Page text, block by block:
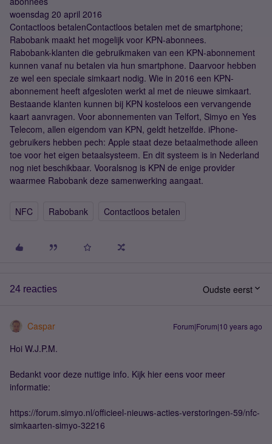
woensdag 20 april 2016
Contactloos betalenContactloos betalen met de smartphone;
Rabobank maakt het mogelijk voor KPN-abonnees.
Rabobank-klanten die gebruikmaken van een KPN-abonnement
kunnen vanaf nu betalen via hun smartphone. Daarvoor hebben
ze wel een speciale simkaart nodig. Wie in 2016 een KPN-
abonnement heeft afgesloten werkt al met de nieuwe simkaart.
Bestaande klanten kunnen bij KPN kosteloos een vervangende
kaart aanvragen. Voor abonnementen van Telfort, Simyo en Yes
Telecom, allen eigendom van KPN, geldt hetzelfde. iPhone-
gebruikers hebben pech: Apple staat deze betaalmethode alleen
toe voor het eigen betaalsysteem. En dit systeem is in Nederland
nog niet beschikbaar. Vooralsnog is KPN de enige provider
waarmee Rabobank deze samenwerking aangaat.
NFC Rabobank Contactloos betalen
24 reacties Oudste eerst
Caspar Forum|Forum|10 years ago
Hoi W.J.P.M.
Bedankt voor deze nuttige info. Kijk hier eens voor meer
informatie:
https://forum.simyo.nl/officieel-nieuws-acties-verstoringen-59/nfc-
simkaarten-simyo-32216